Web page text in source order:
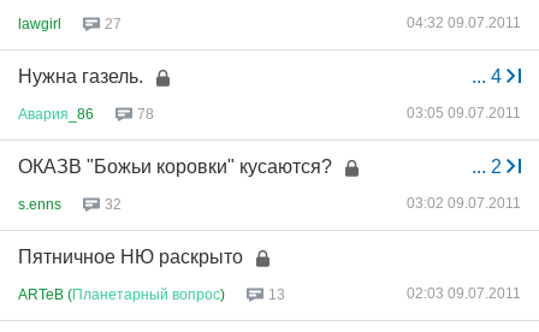
lawgirl 27 04:32 09.07.2011
... 4
Нужна газель.
Авария _86 78 03:05 09.07.2011
... 2
ОКАЗВ "Божьи коровки" кусаются?
s.enns 32 03:02 09.07.2011
Пятничное НЮ раскрыто
ARTeB (Планетарный вопрос) 13 02:03 09.07.2011